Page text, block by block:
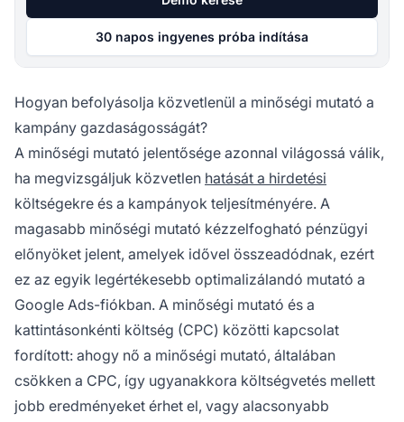
30 napos ingyenes próba indítása
Hogyan befolyásolja közvetlenül a minőségi mutató a
kampány gazdaságosságát?
A minőségi mutató jelentősége azonnal világossá válik,
ha megvizsgáljuk közvetlen hatását a hirdetési
költségekre és a kampányok teljesítményére. A
magasabb minőségi mutató kézzelfogható pénzügyi
előnyöket jelent, amelyek idővel összeadódnak, ezért
ez az egyik legértékesebb optimalizálandó mutató a
Google Ads-fiókban. A minőségi mutató és a
kattintásonkénti költség (CPC) közötti kapcsolat
fordított: ahogy nő a minőségi mutató, általában
csökken a CPC, így ugyanakkora költségvetés mellett
jobb eredményeket érhet el, vagy alacsonyabb